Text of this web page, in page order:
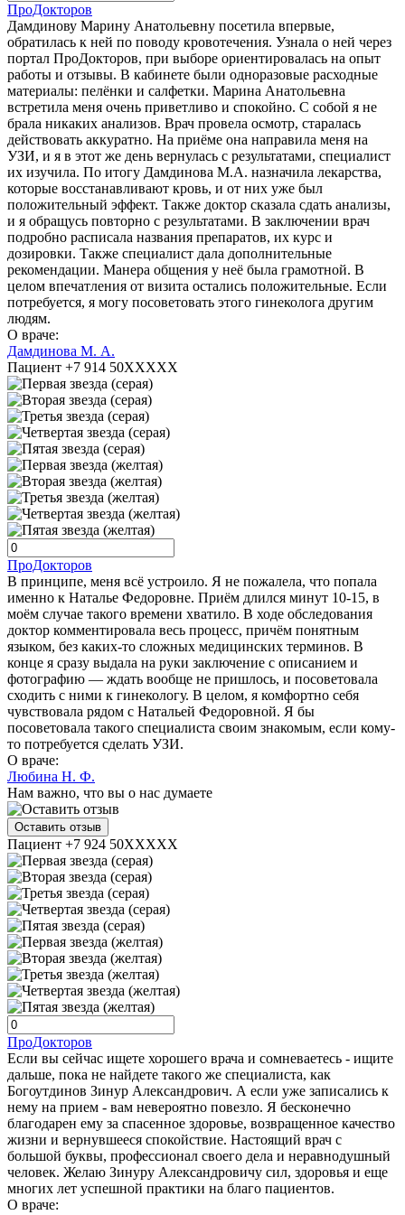
ПроДокторов
Дамдинову Марину Анатольевну посетила впервые,
обратилась к ней по поводу кровотечения. Узнала о ней через
портал ПроДокторов, при выборе ориентировалась на опыт
работы и отзывы. В кабинете были одноразовые расходные
материалы: пелёнки и салфетки. Марина Анатольевна
встретила меня очень приветливо и спокойно. С собой я не
брала никаких анализов. Врач провела осмотр, старалась
действовать аккуратно. На приёме она направила меня на
УЗИ, и я в этот же день вернулась с результатами, специалист
их изучила. По итогу Дамдинова М.А. назначила лекарства,
которые восстанавливают кровь, и от них уже был
положительный эффект. Также доктор сказала сдать анализы,
и я обращусь повторно с результатами. В заключении врач
подробно расписала названия препаратов, их курс и
дозировки. Также специалист дала дополнительные
рекомендации. Манера общения у неё была грамотной. В
целом впечатления от визита остались положительные. Если
потребуется, я могу посоветовать этого гинеколога другим
людям.
О враче:
Дамдинова М. А.
Пациент +7 914 50XXXXX
ПроДокторов
В принципе, меня всё устроило. Я не пожалела, что попала
именно к Наталье Федоровне. Приём длился минут 10-15, в
моём случае такого времени хватило. В ходе обследования
доктор комментировала весь процесс, причём понятным
языком, без каких-то сложных медицинских терминов. В
конце я сразу выдала на руки заключение с описанием и
фотографию — ждать вообще не пришлось, и посоветовала
сходить с ними к гинекологу. В целом, я комфортно себя
чувствовала рядом с Натальей Федоровной. Я бы
посоветовала такого специалиста своим знакомым, если кому-
то потребуется сделать УЗИ.
О враче:
Любина Н. Ф.
Нам важно, что вы о нас думаете
Оставить отзыв
Пациент +7 924 50XXXXX
ПроДокторов
Если вы сейчас ищете хорошего врача и сомневаетесь - ищите
дальше, пока не найдете такого же специалиста, как
Богоутдинов Зинур Александрович. А если уже записались к
нему на прием - вам невероятно повезло. Я бесконечно
благодарен ему за спасенное здоровье, возвращенное качество
жизни и вернувшееся спокойствие. Настоящий врач с
большой буквы, профессионал своего дела и неравнодушный
человек. Желаю Зинуру Александровичу сил, здоровья и еще
многих лет успешной практики на благо пациентов.
О враче: